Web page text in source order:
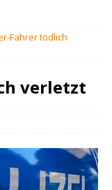
Fahrer tödlich
verletzt